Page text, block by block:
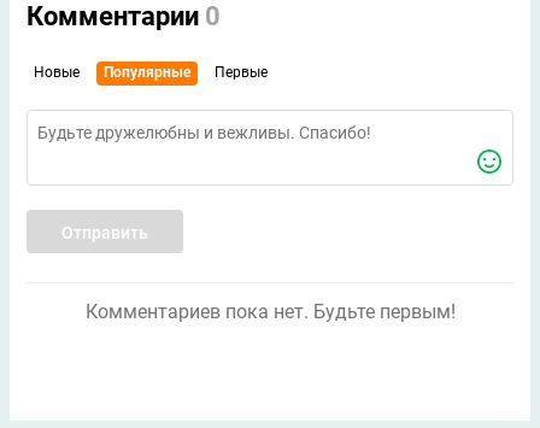
Комментарии 0
Новые Популярные Первые
Отправить
Комментариев пока нет. Будьте первым!